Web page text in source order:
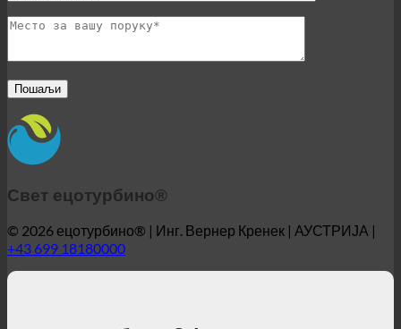
Свет ецотурбино®
© 2026 ецотурбино® | Инг. Вернер Кренек | АУСТРИЈА |
+43 699 18180000